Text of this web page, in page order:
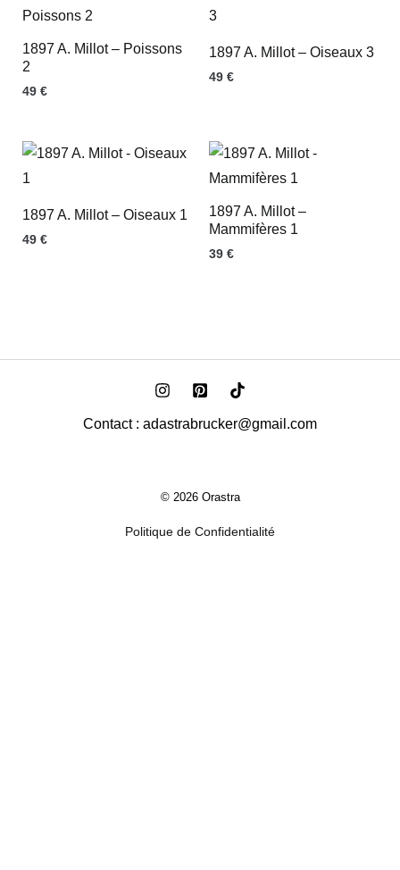
1897 A. Millot – Poissons
2
49 €
1897 A. Millot – Oiseaux 3
49 €
1897 A. Millot – Oiseaux 1
49 €
1897 A. Millot –
Mammifères 1
39 €
Contact : adastrabrucker@gmail.com
© 2026 Orastra
Politique de Confidentialité